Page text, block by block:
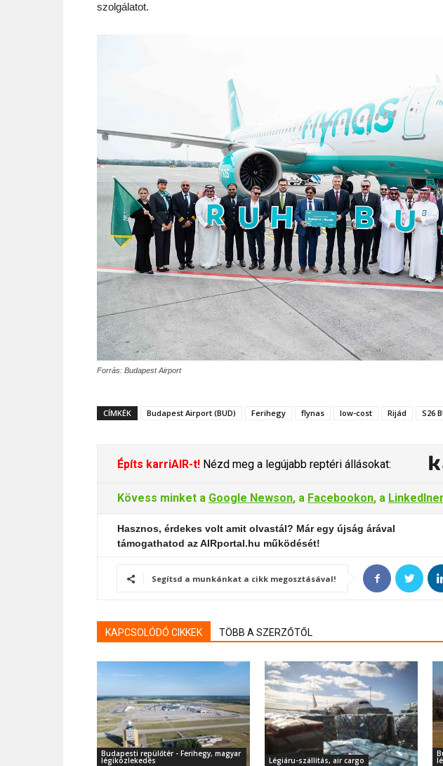
szolgálatot.
Forrás: Budapest Airport
CÍMKÉK Budapest Airport (BUD) Ferihegy flynas low-cost Rijád S26
Építs karriAIR-t! Nézd meg a legújabb reptéri állásokat:
Kövess minket a Google Newson, a Facebookon, a
Hasznos, érdekes volt amit olvastál? Már egy újság árával
támogathatod az AIRportal.hu működését!
Segítsd a munkánkat a cikk megosztásával!
KAPCSOLÓDÓ CIKKEK TÖBB A SZERZŐTŐL
Budapesti repülőtér - Ferihegy, magyar
légiközlekedés Légiáru-szállítás, air cargo